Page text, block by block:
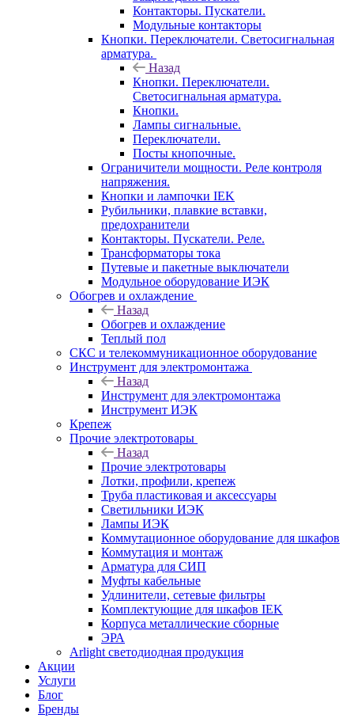
Контакторы. Пускатели.
Модульные контакторы
Кнопки. Переключатели. Светосигнальная
арматура.
Назад
Кнопки. Переключатели.
Светосигнальная арматура.
Кнопки.
Лампы сигнальные.
Переключатели.
Посты кнопочные.
Ограничители мощности. Реле контроля
напряжения.
Кнопки и лампочки IEK
Рубильники, плавкие вставки,
предохранители
Контакторы. Пускатели. Реле.
Трансформаторы тока
Путевые и пакетные выключатели
Модульное оборудование ИЭК
Обогрев и охлаждение
Назад
Обогрев и охлаждение
Теплый пол
СКС и телекоммуникационное оборудование
Инструмент для электромонтажа
Назад
Инструмент для электромонтажа
Инструмент ИЭК
Крепеж
Прочие электротовары
Назад
Прочие электротовары
Лотки, профили, крепеж
Труба пластиковая и аксессуары
Светильники ИЭК
Лампы ИЭК
Коммутационное оборудование для шкафов
Коммутация и монтаж
Арматура для СИП
Муфты кабельные
Удлинители, сетевые фильтры
Комплектующие для шкафов IEK
Корпуса металлические сборные
ЭРА
Arlight светодиодная продукция
Акции
Услуги
Блог
Бренды